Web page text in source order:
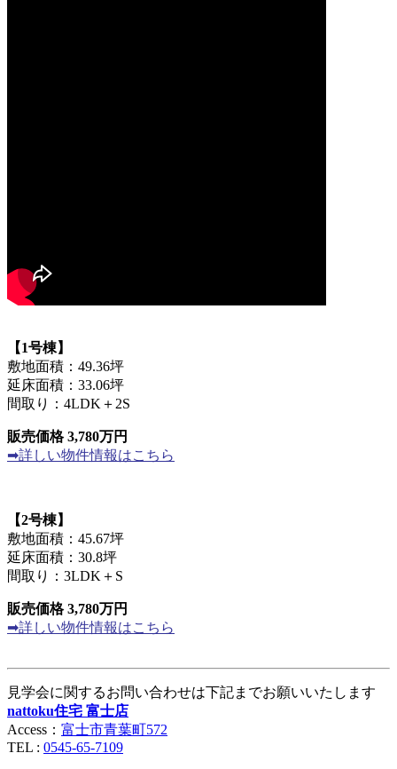
【1号棟】
敷地面積：49.36坪
延床面積：33.06坪
間取り：4LDK＋2S
販売価格 3,780万円
➡詳しい物件情報はこちら
【2号棟】
敷地面積：45.67坪
延床面積：30.8坪
間取り：3LDK＋S
販売価格 3,780万円
➡詳しい物件情報はこちら
見学会に関するお問い合わせは下記までお願いいたします
nattoku住宅 富士店
Access： 富士市青葉町572
TEL : 0545-65-7109